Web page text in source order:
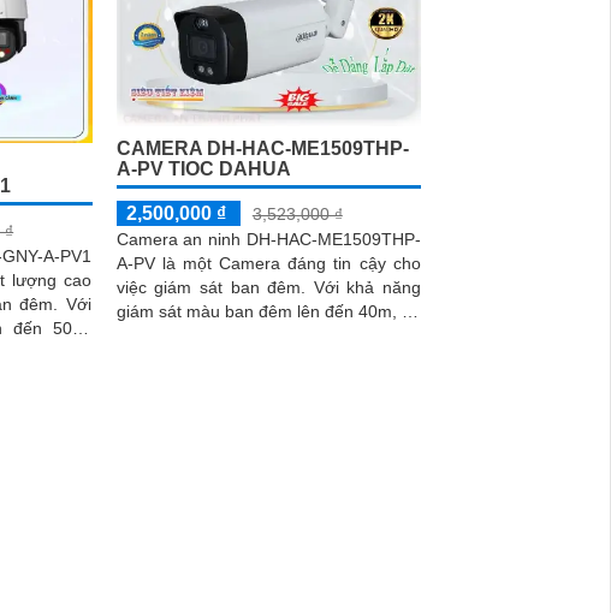
₫
A-PV1
lượng cao
Với
đến 50m,
CAMERA DH-HAC-ME1509THP-
A-PV TIOC DAHUA
2,500,000 ₫
3,523,000 ₫
Camera an ninh DH-HAC-ME1509THP-
A-PV là một Camera đáng tin cậy cho
việc giám sát ban đêm. Với khả năng
giám sát màu ban đêm lên đến 40m, nó